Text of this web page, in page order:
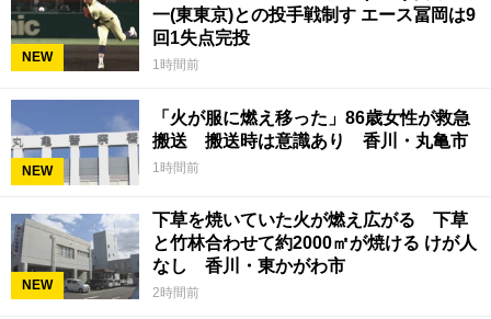
NEW
一(東東京)との投手戦制す エース冨岡は9
回1失点完投
1時間前
NEW
「火が服に燃え移った」86歳女性が救急
搬送 搬送時は意識あり 香川・丸亀市
1時間前
NEW
下草を焼いていた火が燃え広がる 下草
と竹林合わせて約2000㎡が焼ける けが人
なし 香川・東かがわ市
2時間前